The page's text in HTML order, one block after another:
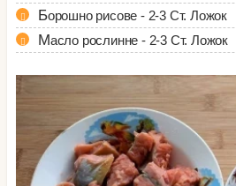
Борошно рисове - 2-3 Ст. Ложок
Масло рослинне - 2-3 Ст. Ложок